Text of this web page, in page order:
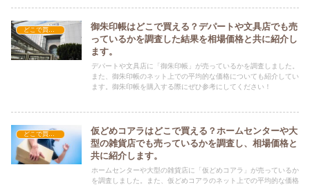
御朱印帳はどこで買える？デパートや文具店でも売
っているかを調査した結果を相場価格と共に紹介し
ます。
デパートや文具店に「御朱印帳」が売っているかを調査しました。
また、御朱印帳のネット上での平均的な価格についても紹介してい
ます。御朱印帳を購入する際にぜひ参考にしてください！
仮どめコアラはどこで買える？ホームセンターや大
型の雑貨店でも売っているかを調査し、相場価格と
共に紹介します。
ホームセンターや大型の雑貨店に「仮どめコアラ」が売っているか
を調査しました。また、仮どめコアラのネット上での平均的な価格